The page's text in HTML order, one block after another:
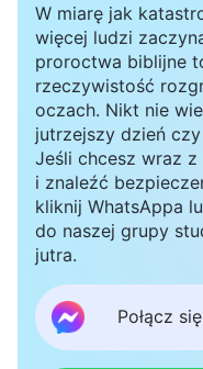
W miarę jak
więcej ludzi
proroctwa biblijne
rzeczywistość
oczach. Nikt nie
jutrzejszy dzień
Jeśli chcesz wraz
i znaleźć
kliknij WhatsAppa
do naszej grupy
jutra.
Połącz